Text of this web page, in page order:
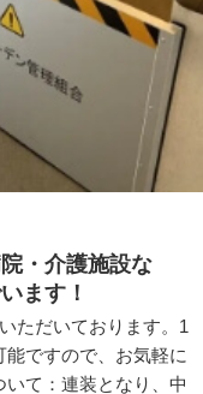
・介護施設な
ます！
ただいております。1
ですので、お気軽に
て：連装となり、中